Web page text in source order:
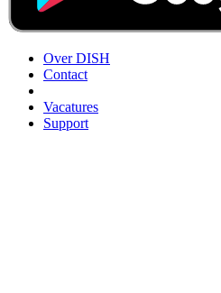
Over DISH
Contact
Vacatures
Support